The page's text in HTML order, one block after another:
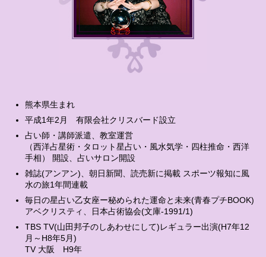
熊本県生まれ
平成1年2月 有限会社クリスバード設立
占い師・講師派遣、教室運営
（西洋占星術・タロット星占い・風水気学・四柱推命・西洋
手相） 開設、占いサロン開設
雑誌(アンアン)、朝日新聞、読売新に掲載 スポーツ報知に風
水の旅1年間連載
毎日の星占い乙女座ー秘められた運命と未来(青春プチBOOK)
アベクリスティ、日本占術協会(文庫-1991/1)
TBS TV(山田邦子のしあわせにして)レギュラー出演(H7年12
月～H8年5月)
TV 大阪 H9年